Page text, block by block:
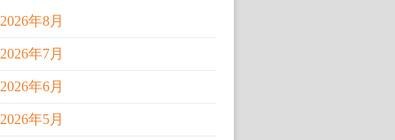
2026年8月
2026年7月
2026年6月
2026年5月